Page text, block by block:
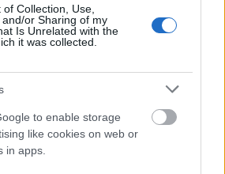
Collection, Use,
or Sharing of my
Is Unrelated with the
it was collected.
to enable storage
like cookies on web or
in apps.